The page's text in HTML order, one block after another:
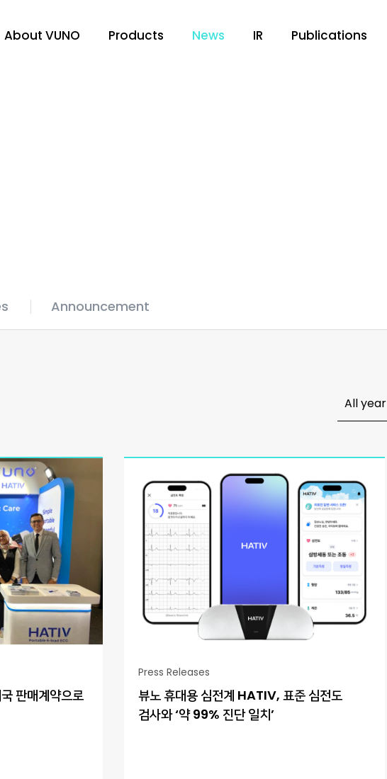
About VUNO Products News IR Publications
Announcement
All year
판매계약으로
Press Releases
뷰노 휴대용 심전계 HATIV, 표준 심전도
검사와 ‘약 99% 진단 일치’